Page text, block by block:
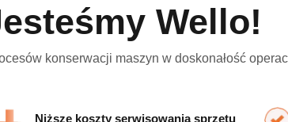
Wello!
konserwacji maszyn w doskonałość
Niższe koszty serwisowania sprzętu